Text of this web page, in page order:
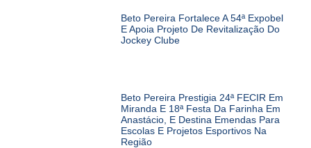
Beto Pereira Fortalece A 54ª Expobel
E Apoia Projeto De Revitalização Do
Jockey Clube
Beto Pereira Prestigia 24ª FECIR Em
Miranda E 18ª Festa Da Farinha Em
Anastácio, E Destina Emendas Para
Escolas E Projetos Esportivos Na
Região